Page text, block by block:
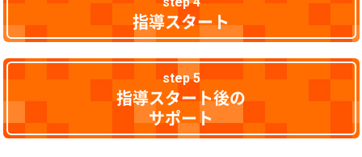
指導スタート
step 5
指導スタート後の
サポート